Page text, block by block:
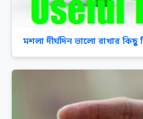
মশলা দীর্ঘদিন ভালো রাখার কিছু